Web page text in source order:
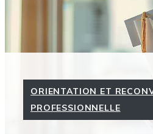
ORIENTATION ET
PROFESSIONNELLE